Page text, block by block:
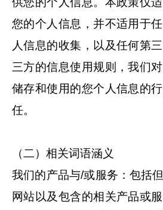
您的个人信息，并不适用于
人信息的收集，以及任何第
三方的信息使用规则，我们
储存和使用的您个人信息的
任。
（二）相关词语涵义
我们的产品与/或服务：包括
网站以及包含的相关产品或